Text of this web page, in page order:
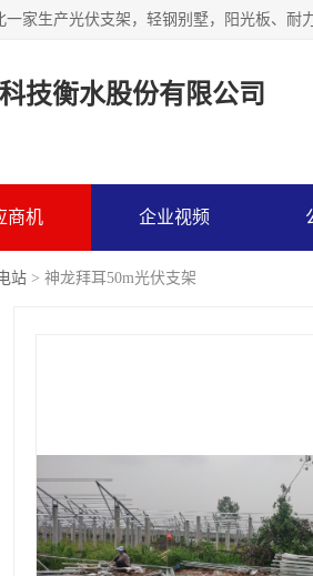
技衡水股份有限公司
商机 企业视频
站 > 神龙拜耳50m光伏支架